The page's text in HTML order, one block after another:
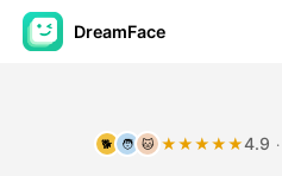
DreamFace
Avatar Video
🐕 🧑 🐱 ★★★★★4.9 ·